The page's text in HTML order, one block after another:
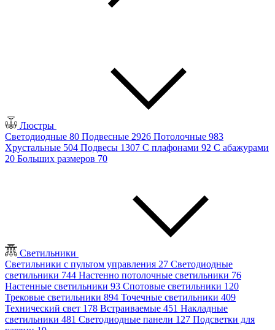
Люстры
Светодиодные 80 Подвесные 2926 Потолочные 983
Хрустальные 504 Подвесы 1307 С плафонами 92 С абажурами
20 Больших размеров 70
Светильники
Светильники с пультом управления 27 Светодиодные
светильники 744 Настенно потолочные светильники 76
Настенные светильники 93 Спотовые светильники 120
Трековые светильники 894 Точечные светильники 409
Технический свет 178 Встраиваемые 451 Накладные
светильники 481 Светодиодные панели 127 Подсветки для